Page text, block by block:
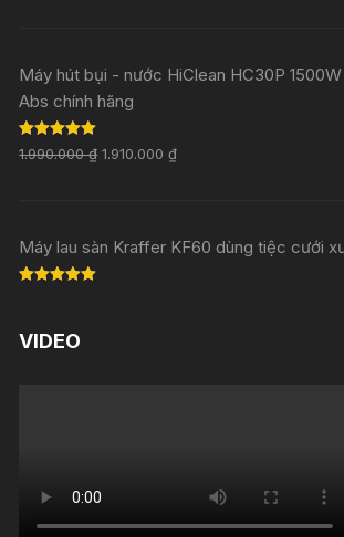
Máy hút bụi - nước HiClean HC30P
Abs chính hãng
Rated 5.00
out of 5
1.990.000₫ 1.910.000₫
Máy lau sàn Kraffer KF60 dùng tiệc cưới
VIDEO